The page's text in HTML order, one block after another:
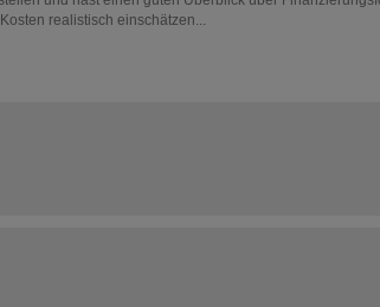
realistisch einschätzen...